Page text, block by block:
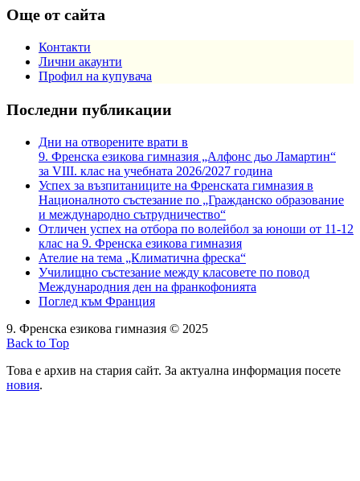
Още от сайта
Контакти
Лични акаунти
Профил на купувача
Последни публикации
Дни на отворените врати в
9. Френска езикова гимназия „Алфонс дьо Ламартин“
за VIII. клас на учебната 2026/2027 година
Успех за възпитаниците на Френската гимназия в
Националното състезание по „Гражданско образование
и международно сътрудничество“
Отличен успех на отбора по волейбол за юноши от 11-12
клас на 9. Френска езикова гимназия
Ателие на тема „Климатична фреска“
Училищно състезание между класовете по повод
Международния ден на франкофонията
Поглед към Франция
9. Френска езикова гимназия © 2025
Back to Top
Това е архив на стария сайт. За актуална информация посете
новия.